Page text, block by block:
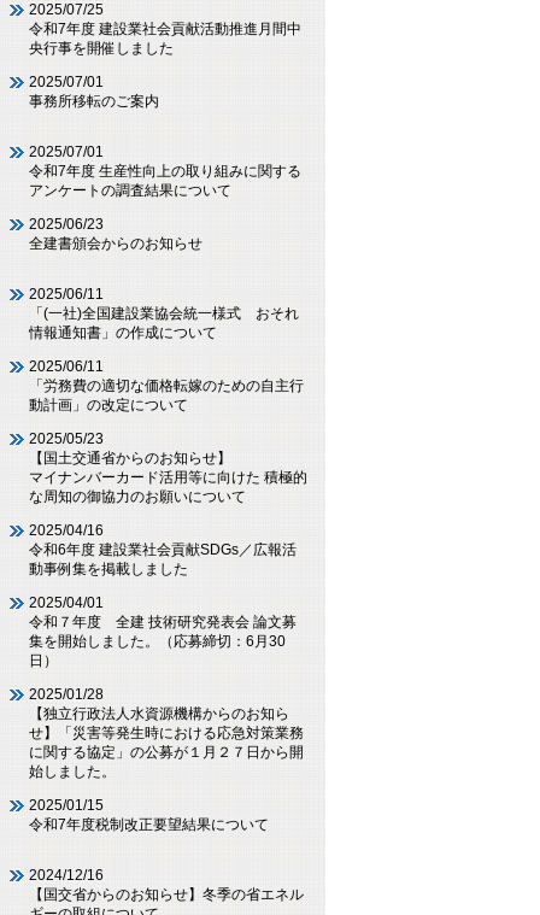
2025/07/25
令和7年度 建設業社会貢献活動推進月間中
央行事を開催しました
2025/07/01
事務所移転のご案内
2025/07/01
令和7年度 生産性向上の取り組みに関する
アンケートの調査結果について
2025/06/23
全建書頒会からのお知らせ
2025/06/11
「(一社)全国建設業協会統一様式 おそれ
情報通知書」の作成について
2025/06/11
「労務費の適切な価格転嫁のための自主行
動計画」の改定について
2025/05/23
【国土交通省からのお知らせ】
マイナンバーカード活用等に向けた 積極的
な周知の御協力のお願いについて
2025/04/16
令和6年度 建設業社会貢献SDGs／広報活
動事例集を掲載しました
2025/04/01
令和７年度 全建 技術研究発表会 論文募
集を開始しました。（応募締切：6月30
日）
2025/01/28
【独立行政法人水資源機構からのお知ら
せ】「災害等発生時における応急対策業務
に関する協定」の公募が１月２７日から開
始しました。
2025/01/15
令和7年度税制改正要望結果について
2024/12/16
【国交省からのお知らせ】冬季の省エネル